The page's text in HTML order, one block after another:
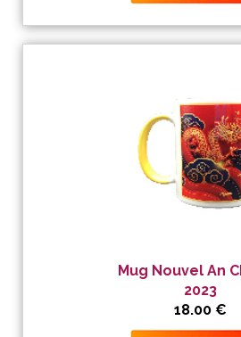
Mug Nouvel An
2023
18.00 €